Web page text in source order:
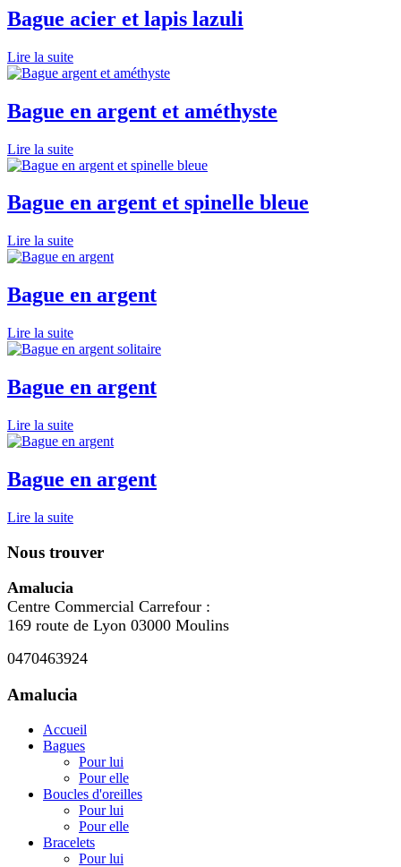
Bague acier et lapis lazuli
Lire la suite
Bague en argent et améthyste
Lire la suite
Bague en argent et spinelle bleue
Lire la suite
Bague en argent
Lire la suite
Bague en argent
Lire la suite
Bague en argent
Lire la suite
Nous trouver
Amalucia
Centre Commercial Carrefour :
169 route de Lyon 03000 Moulins
0470463924
Amalucia
Accueil
Bagues
Pour lui
Pour elle
Boucles d'oreilles
Pour lui
Pour elle
Bracelets
Pour lui